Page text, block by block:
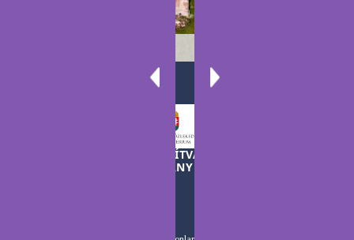
A TELEKI LÁSZLÓ ALAPÍTVÁNY MŰKÖDÉSÉT A
MAGYAR KORMÁNY TÁMOGATJA